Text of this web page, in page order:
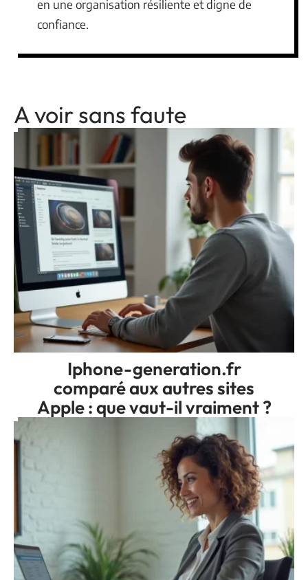
en une organisation résiliente et digne de
confiance.
A voir sans faute
Iphone-generation.fr
comparé aux autres sites
Apple : que vaut-il vraiment ?